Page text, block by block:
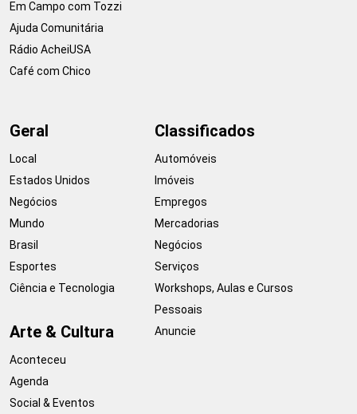
Em Campo com Tozzi
Ajuda Comunitária
Rádio AcheiUSA
Café com Chico
Geral
Local
Estados Unidos
Negócios
Mundo
Brasil
Esportes
Ciência e Tecnologia
Arte & Cultura
Aconteceu
Agenda
Social & Eventos
Classificados
Automóveis
Imóveis
Empregos
Mercadorias
Negócios
Serviços
Workshops, Aulas e Cursos
Pessoais
Anuncie